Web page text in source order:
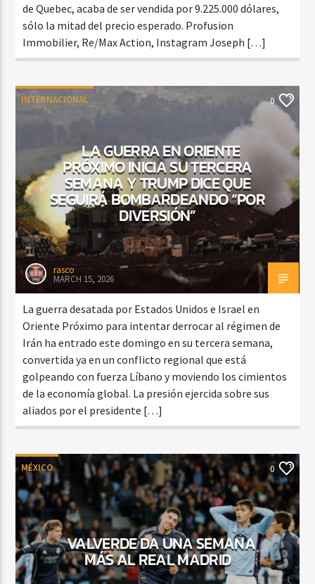
de Quebec, acaba de ser vendida por 9.225.000 dólares,
sólo la mitad del precio esperado. Profusion
Immobilier, Re/Max Action, Instagram Joseph […]
INTERNACIONAL 0
LA GUERRA EN ORIENTE
PRÓXIMO INICIA SU TERCERA
SEMANA Y TRUMP DICE QUE
SEGUIRÁ BOMBARDEANDO “POR
DIVERSIÓN”
rasco
MARCH 15, 2026
La guerra desatada por Estados Unidos e Israel en
Oriente Próximo para intentar derrocar al régimen de
Irán ha entrado este domingo en su tercera semana,
convertida ya en un conflicto regional que está
golpeando con fuerza Líbano y moviendo los cimientos
de la economía global. La presión ejercida sobre sus
aliados por el presidente […]
MÉXICO 0
VALVERDE DA UNA SEMANA
MÁS AL REAL MADRID